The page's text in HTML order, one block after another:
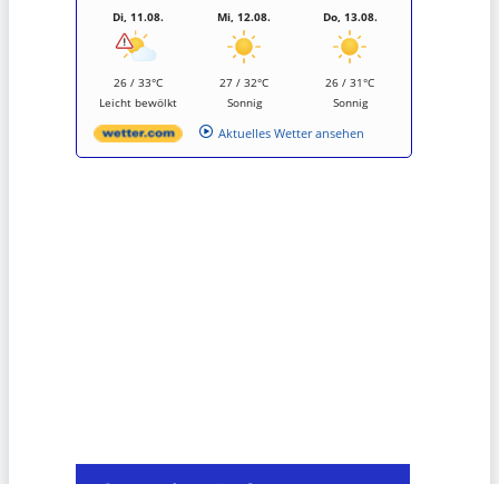
Di, 11.08.
26 / 33°C
Leicht bewölkt
Mi, 12.08.
27 / 32°C
Sonnig
Do, 13.08.
26 / 31°C
Sonnig
Aktuelles Wetter ansehen